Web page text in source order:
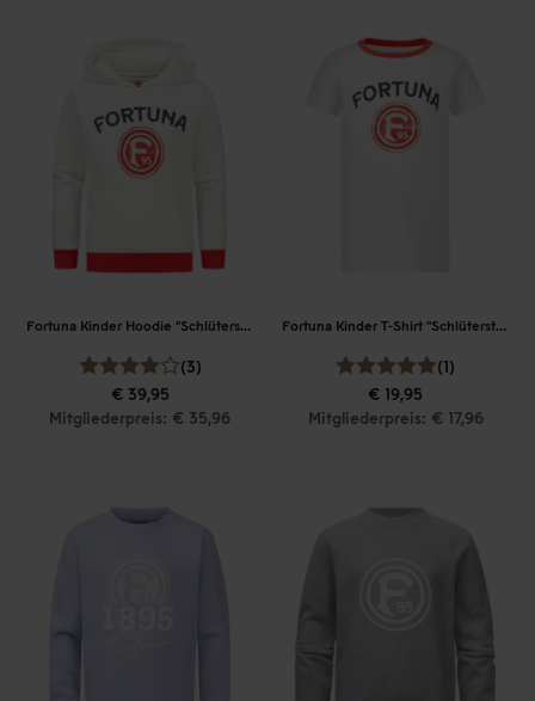
Fortuna Kinder Hoodie "Schlüterstraße"
(3)
€ 39,95
Mitgliederpreis: € 35,96
Fortuna Kinder T-Shirt "Schlüterstraße"
(1)
€ 19,95
Mitgliederpreis: € 17,96